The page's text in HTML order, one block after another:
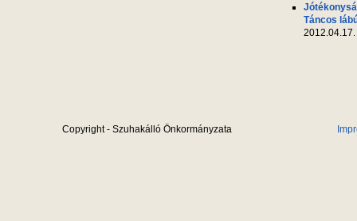
Táncos
2012.04.17.
Copyright - Szuhakálló Önkormányzata